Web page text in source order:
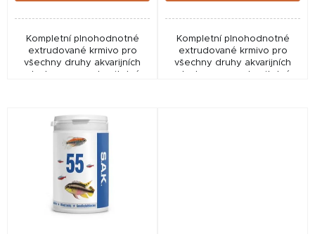
Kompletní plnohodnotné
extrudované krmivo pro
všechny druhy akvarijních
ryb. Je vysoce stravitelné,
Kompletní plnohodnotné
extrudované krmivo pro
všechny druhy akvarijních
ryb. Je vysoce stravitelné,